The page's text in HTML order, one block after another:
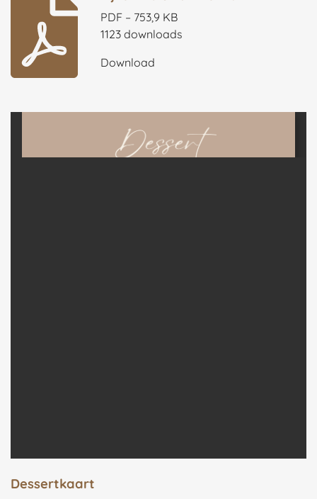
PDF – 753,9 KB
1123 downloads
Download
Dessertkaart